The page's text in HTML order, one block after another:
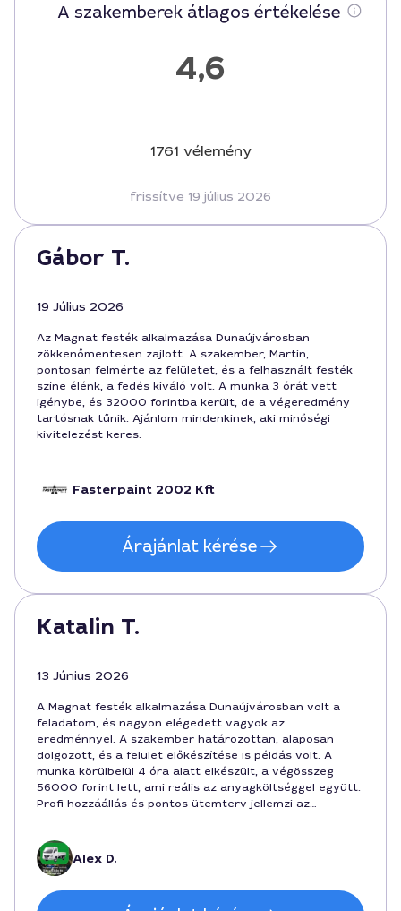
A szakemberek átlagos értékelése
4,6
1761 vélemény
frissítve 19 július 2026
Gábor T.
19 Július 2026
Az Magnat festék alkalmazása Dunaújvárosban
zökkenőmentesen zajlott. A szakember, Martin,
pontosan felmérte az felületet, és a felhasznált festék
színe élénk, a fedés kiváló volt. A munka 3 órát vett
igénybe, és 32000 forintba került, de a végeredmény
tartósnak tűnik. Ajánlom mindenkinek, aki minőségi
kivitelezést keres.
Fasterpaint 2002 Kft
Árajánlat kérése
Katalin T.
13 Június 2026
A Magnat festék alkalmazása Dunaújvárosban volt a
feladatom, és nagyon elégedett vagyok az
eredménnyel. A szakember határozottan, alaposan
dolgozott, és a felület előkészítése is példás volt. A
munka körülbelül 4 óra alatt elkészült, a végösszeg
56000 forint lett, ami reális az anyagköltséggel együtt.
Profi hozzáállás és pontos ütemterv jellemzi az
Dunaújvárosban.
Alex D.